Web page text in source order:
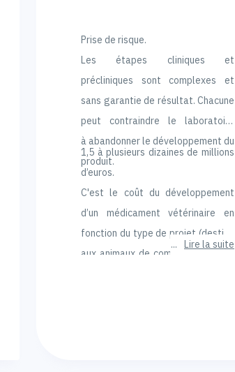
Prise de risque.
Les étapes cliniques et
précliniques sont complexes et
sans garantie de résultat. Chacune
peut contraindre le laboratoire
à abandonner le développement du
produit.
1,5 à plusieurs dizaines de millions
d’euros.
C'est le coût du développement
d’un médicament vétérinaire en
fonction du type de projet (destiné
aux animaux de compagnie ou aux
Lire la suite